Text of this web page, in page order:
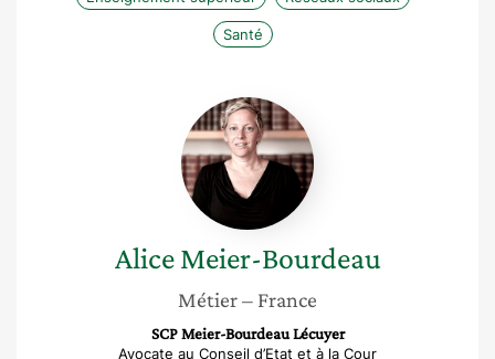
Santé
Alice
Meier-
Bourdeau
Alice Meier-Bourdeau
Métier– France
SCP Meier-Bourdeau Lécuyer
Avocate au Conseil d’Etat et à la Cour